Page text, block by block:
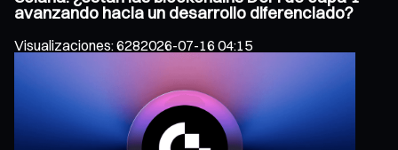
avanzando hacia un desarrollo diferenciado?
Visualizaciones:6282026-07-16 04:15